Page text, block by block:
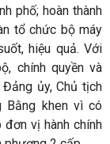
phố; hoàn thành
tổ chức bộ máy
hiệu quả. Với
chính quyền và
ủy, Chủ tịch
Bằng khen vì có
vị hành chính